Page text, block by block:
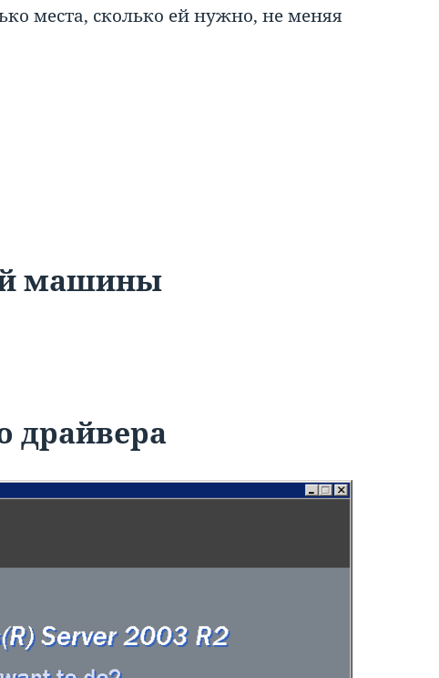
места, сколько ей нужно, не меняя
машины
драйвера